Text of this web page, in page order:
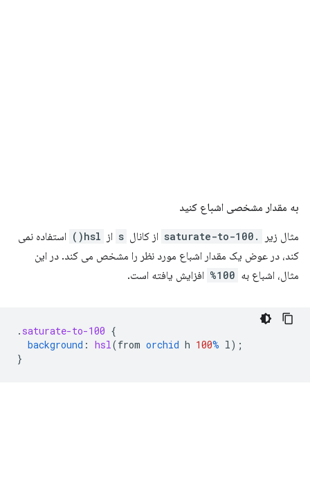
به مقدار مشخصی اشباع کنید
مثال زیر .saturate-to-100 از کانال s از hsl()
استفاده نمی
کند، در عوض یک مقدار اشباع مورد نظر را مشخص می کند. در این
مثال، اشباع به 100% افزایش یافته است.
. saturate-to-100 {
background : hsl (from orchid h 100% l );
}